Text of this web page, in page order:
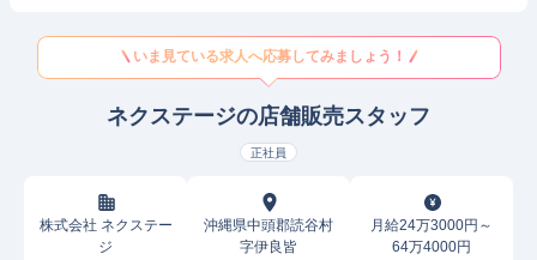
いま見ている求人へ応募してみましょう！
ネクステージの店舗販売スタッフ
正社員
株式会社 ネクステー
ジ
沖縄県中頭郡読谷村
字伊良皆
月給24万3000円～
64万4000円